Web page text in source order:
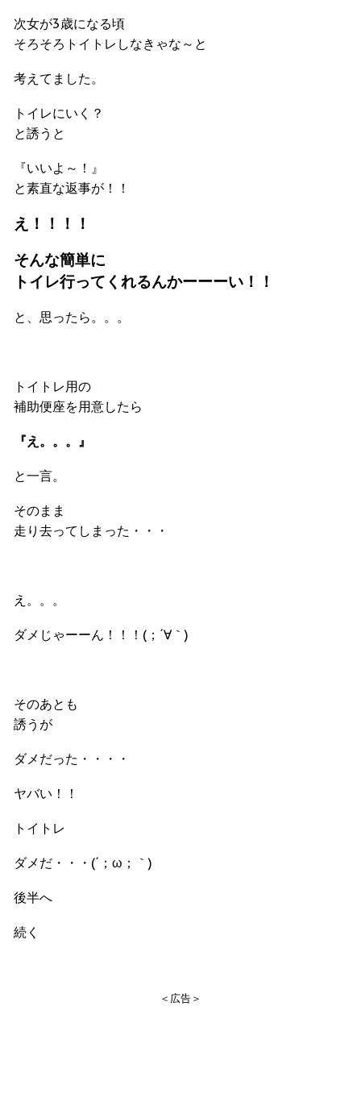
次女が3歳になる頃
そろそろトイトレしなきゃな～と
考えてました。
トイレにいく？
と誘うと
『いいよ～！』
と素直な返事が！！
え！！！！
そんな簡単に
トイレ行ってくれるんかーーーい！！
と、思ったら。。。
トイトレ用の
補助便座を用意したら
『え。。。』
と一言。
そのまま
走り去ってしまった・・・
え。。。
ダメじゃーーん！！！ (；´∀｀)
そのあとも
誘うが
ダメだった・・・・
ヤバい！！
トイトレ
ダメだ・・・(´；ω；｀)
後半へ
続く
＜広告＞